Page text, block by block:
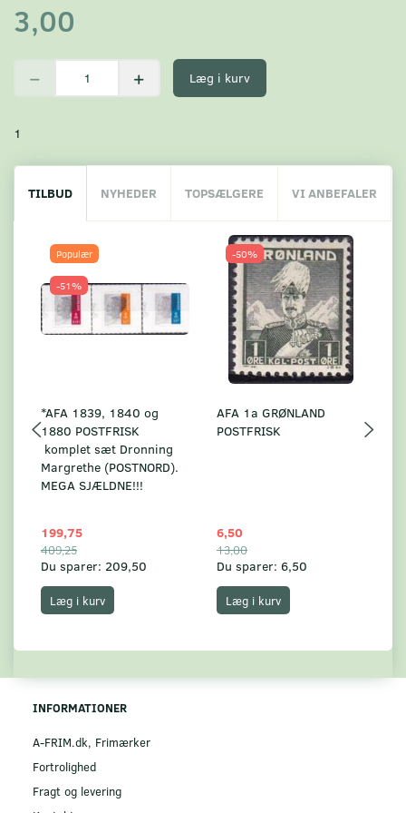
3,00
Læg i kurv
1
TILBUD NYHEDER TOPSÆLGERE VI ANBEFALER
Populær
-51%
*AFA 1839, 1840 og
1880 POSTFRISK
komplet sæt Dronning
Margrethe (POSTNORD).
MEGA SJÆLDNE!!!
199,75
409,25
Du sparer: 209,50
Læg i kurv
-50%
AFA 1a GRØNLAND
POSTFRISK
6,50
13,00
Du sparer: 6,50
Læg i kurv
INFORMATIONER
A-FRIM.dk, Frimærker
Fortrolighed
Fragt og levering